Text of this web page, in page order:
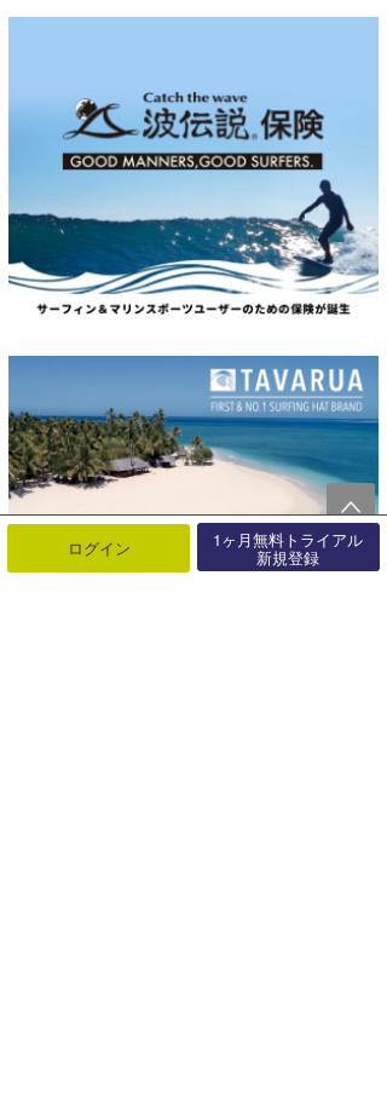
ログイン 1ヶ月無料トライアル
新規登録